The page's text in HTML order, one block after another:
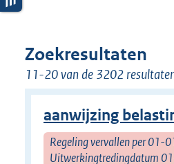
Zoekresultaten
11-20 van de 3202
aanwijzing
Regeling vervallen per 01-
Uitwerkingtredingdatum